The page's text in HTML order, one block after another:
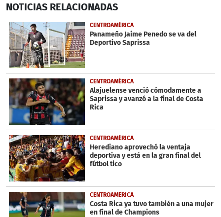
seconds
44
seconds
NOTICIAS RELACIONADAS
CENTROAMÉRICA
Panameño Jaime Penedo se va del
Deportivo Saprissa
CENTROAMÉRICA
Alajuelense venció cómodamente a
Saprissa y avanzó a la final de Costa
Rica
CENTROAMÉRICA
Herediano aprovechó la ventaja
deportiva y está en la gran final del
fútbol tico
CENTROAMÉRICA
Costa Rica ya tuvo también a una mujer
en final de Champions